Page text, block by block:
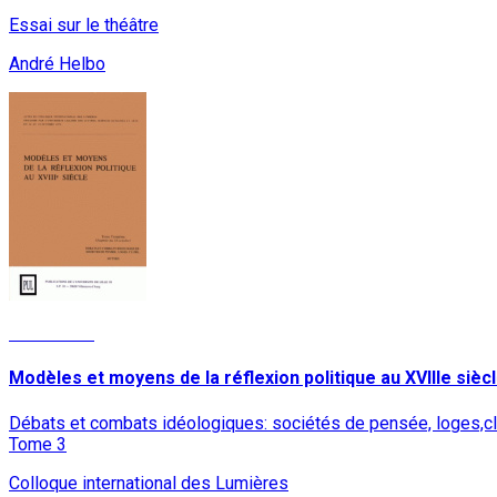
Essai sur le théâtre
André Helbo
Modèles et moyens de la réflexion politique au XVIIIe
Débats et combats idéologiques: sociétés de pensée,
Tome 3
Colloque international des Lumières